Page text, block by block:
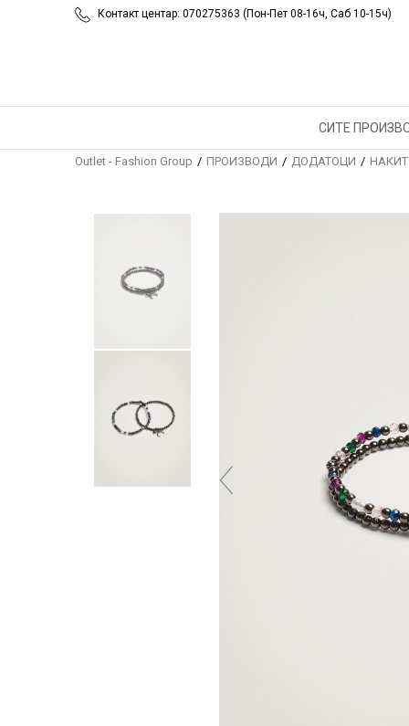
Контакт центар: 070275363 (Пон-Пет 08-16ч, Саб 10-15ч)
СИТЕ
Outlet - Fashion Group ПРОИЗВОДИ ДОДАТОЦИ НАКИТ